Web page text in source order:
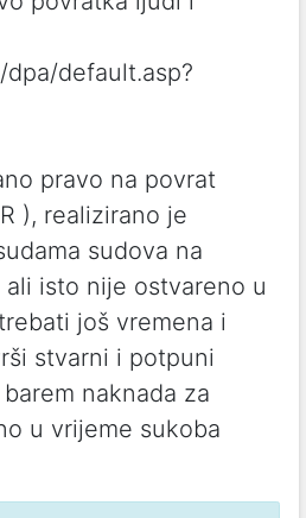
default.asp?
pravo na povrat
), realizirano je
sudova na
isto nije ostvareno u
još vremena i
stvarni i potpuni
naknada za
u vrijeme sukoba